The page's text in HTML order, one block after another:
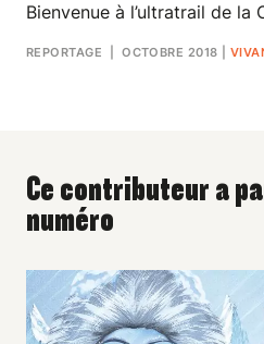
Bienvenue à l’ultratrail de la
REPORTAGE | OCTOBRE 2018
Ce contributeur a
numéro